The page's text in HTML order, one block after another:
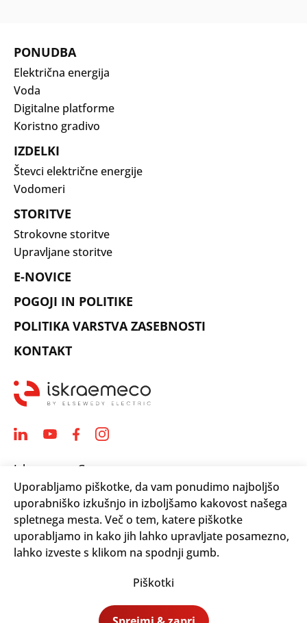
PONUDBA
Električna energija
Voda
Digitalne platforme
Koristno gradivo
IZDELKI
Števci električne energije
Vodomeri
STORITVE
Strokovne storitve
Upravljane storitve
E-NOVICE
POGOJI IN POLITIKE
POLITIKA VARSTVA ZASEBNOSTI
KONTAKT
Iskraemeco Group
Savska loka 4
4000 Kranj, Slovenija
Telephone: +(386) 4 206 4000
Email: info@iskraemeco.com
Uporabljamo piškotke, da vam ponudimo najboljšo
uporabniško izkušnjo in izboljšamo kakovost našega
spletnega mesta. Več o tem, katere piškotke
uporabljamo in kako jih lahko upravljate posamezno,
lahko izveste s klikom na spodnji gumb.
Piškotki